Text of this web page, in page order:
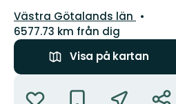
Län:
Västra Götalands län
6577.73 km från dig
Visa på kartan